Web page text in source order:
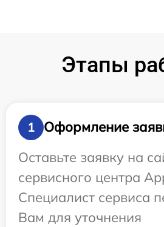
Этапы
1
Оформление
Оставьте заявку на
сервисного центра
Специалист сервиса
Вам для уточнения